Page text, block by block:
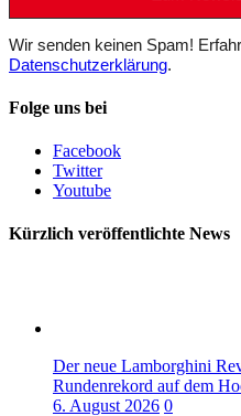
Wir senden keinen Spam!
Datenschutzerklärung.
Folge uns bei
Facebook
Twitter
Youtube
Kürzlich veröffentlichte News
Der neue Lamborghini
Rundenrekord auf dem
6. August 2026 0